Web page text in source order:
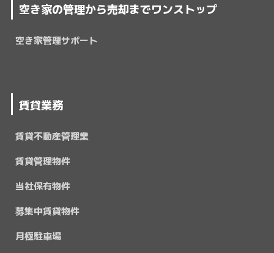
空き家の管理から売却までワンストップ
空き家管理サポート
賃貸業務
賃貸不動産管理業
賃貸管理物件
当社保有物件
募集中賃貸物件
月極駐車場